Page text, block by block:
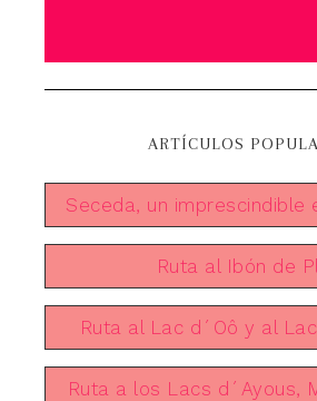
ARTÍCULOS
Seceda, un imprescindible
Ruta al Ibón de
Ruta al Lac d´Oô y al
Ruta a los Lacs d´Ayous,